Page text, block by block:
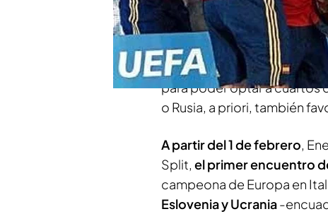
José Venancio López -
palmarés con dos
como el máximo aspirante
vencer a Ucrania y
para poder optar a cuartos
o Rusia, a priori, también
A partir del 1 de febrero,
Split, el primer encuentro
campeona de Europa en
Eslovenia y Ucrania-